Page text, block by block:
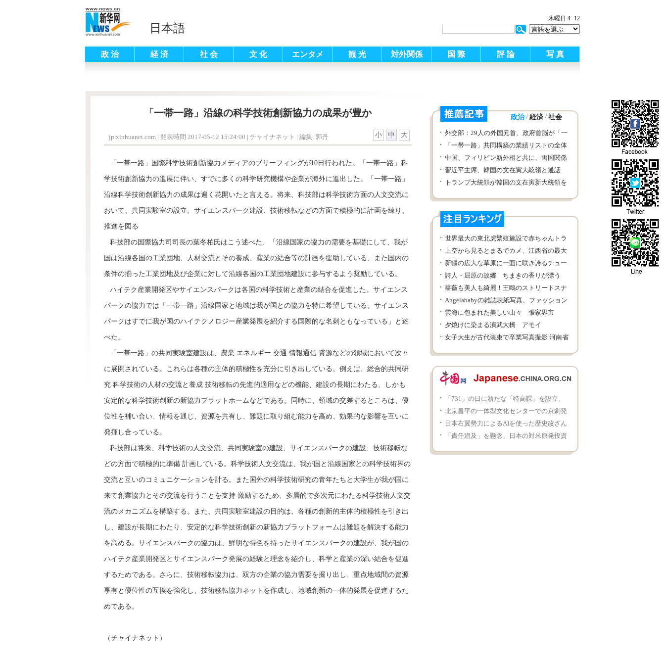
日本語
木曜日 4 12
政 治 経 済 社 会 文 化 エンタメ 観 光 対外関係 国 際 評 論 写 真
「一帯一路」沿線の科学技術創新協力の成果が豊か
jp.xinhuanet.com | 発表時間 2017-05-12 15:24:00 | チャイナネット | 編集: 郭丹 小 中 大
「一帯一路」国際科学技術創新協力メディアのブリーフィングが10日行われた。「一帯一路」科
学技術創新協力の進展に伴い、すでに多くの科学研究機構や企業が海外に進出した。「一帯一路」
沿線科学技術創新協力の成果は遍く花開いたと言える。将来、科技部は科学技術方面の人文交流に
おいて、共同実験室の設立、サイエンスパーク建設、技術移転などの方面で積極的に計画を練り、
推進を図る
科技部の国際協力司司長の葉冬柏氏はこう述べた、「沿線国家の協力の需要を基礎にして、我が
国は沿線各国の工業団地、人材交流とその養成、産業の結合等の計画を援助している、また国内の
条件の揃った工業団地及び企業に対して沿線各国の工業団地建設に参与するよう奨励している。
ハイテク産業開発区やサイエンスパークは各国の科学技術と産業の結合を促進した。サイエンス
パークの協力では「一帯一路」沿線国家と地域は我が国との協力を特に希望している。サイエンス
パークはすでに我が国のハイテクノロジー産業発展を紹介する国際的な名刺ともなっている」と述
べた。
「一帯一路」の共同実験室建設は、農業 エネルギー 交通 情報通信 資源などの領域において次々
に展開されている。これらは各種の主体的積極性を充分に引き出している。例えば、総合的共同研
究 科学技術の人材の交流と養成 技術移転の先進的適用などの機能、建設の長期にわたる、しかも
安定的な科学技術創新の新協力プラットホームなどである。同時に、領域の交差するところは、優
位性を補い合い、情報を通じ、資源を共有し、難題に取り組む能力を高め、効果的な影響を互いに
発揮し合っている。
科技部は将来、科学技術の人文交流、共同実験室の建設、サイエンスパークの建設、技術移転な
どの方面で積極的に準備 計画している。科学技術人文交流は、我が国と沿線国家との科学技術界の
交流と互いのコミュニケーションを計る。また国外の科学技術研究の青年たちと大学生が我が国に
来て創業協力とその交流を行うことを支持 激励するため、多層的で多次元にわたる科学技術人文交
流のメカニズムを構築する。また、共同実験室建設の目的は、各種の創新的主体的積極性を引き出
し、建設が長期にわたり、安定的な科学技術創新の新協力プラットフォームは難題を解決する能力
を高める。サイエンスパークの協力は、鮮明な特色を持ったサイエンスパークの建設が、我が国の
ハイテク産業開発区とサイエンスパーク発展の経験と理念を紹介し、科学と産業の深い結合を促進
するためである。さらに、技術移転協力は、双方の企業の協力需要を掘り出し、重点地域間の資源
享有と優位性の互換を強化し、技術移転協力ネットを作成し、地域創新の一体的発展を促進するた
めである。
（チャイナネット）
政治 / 経済 / 社会
外交部：29人の外国元首、政府首脳が「一
帯一路」国際協力サミットフォーラム出席
を確認
「一帯一路」共同構築の業績リストの全体
を見通す
中国、フィリピン新外相と共に、両国関係
の発展を深めたい
習近平主席、韓国の文在寅大統領と通話
トランプ大統領が韓国の文在寅新大統領を
世界最大の東北虎繁殖施設で赤ちゃんトラ
50頭誕生し、ピーク迎える
上空から見るとまるでカメ、江西省の最大
規模の歴史的な囲屋
新疆の広大な草原に一面に咲き誇るチュー
リップ
詩人・屈原の故郷 ちまきの香りが漂う
薔薇も美人も綺麗！王鴎のストリートスナ
ップ
Angelababyの雑誌表紙写真、ファッション
感を展示
雲海に包まれた美しい山々 張家界市
夕焼けに染まる演武大橋 アモイ
女子大生が古代装束で卒業写真撮影 河南省